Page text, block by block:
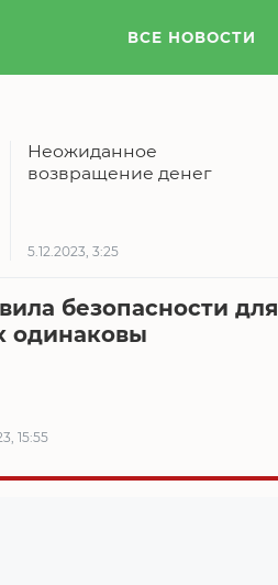
ВСЕ НОВОСТИ
Неожиданное
возвращение денег
5.12.2023, 3:25
безопасности для
одинаковы
15:55